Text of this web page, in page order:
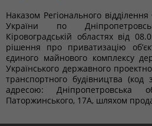
Наказом Регіонального
України по
Кіровоградській областях від
рішення про приватизацію
єдиного майнового комплексу
Українського державного
транспортного будівництва
адресою:
Паторжинського, 17А, шляхом